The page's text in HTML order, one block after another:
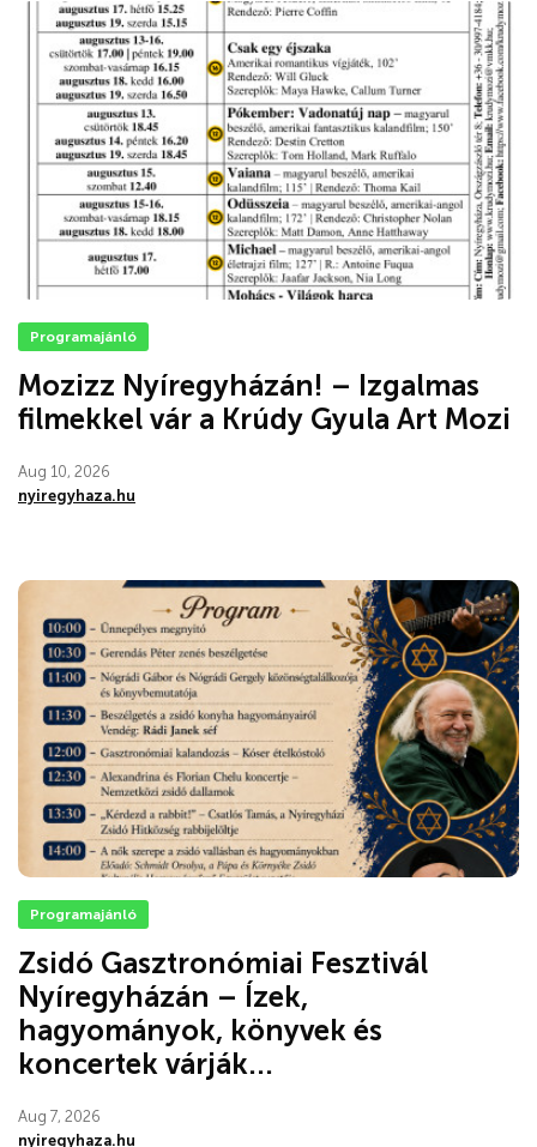
Programajánló
Mozizz Nyíregyházán! – Izgalmas
filmekkel vár a Krúdy Gyula Art Mozi
Aug 10, 2026
nyiregyhaza.hu
Programajánló
Zsidó Gasztronómiai Fesztivál
Nyíregyházán – Ízek,
hagyományok, könyvek és
koncertek várják...
Aug 7, 2026
nyiregyhaza.hu